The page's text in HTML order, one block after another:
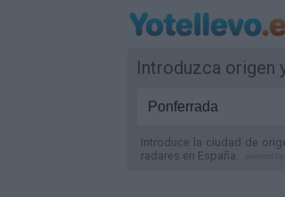
Introduzca origen
Introduce la ciudad de
radares en España.